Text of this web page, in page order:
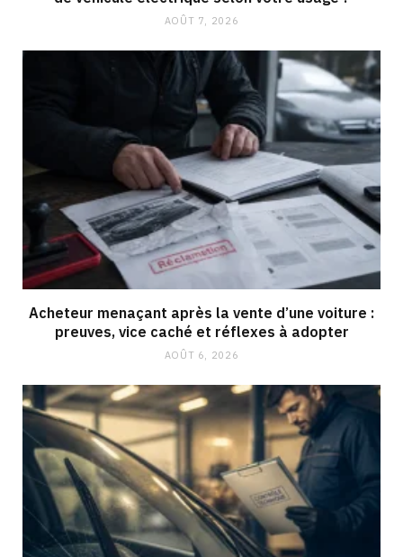
AOÛT 7, 2026
Acheteur menaçant après la vente d’une voiture :
preuves, vice caché et réflexes à adopter
AOÛT 6, 2026